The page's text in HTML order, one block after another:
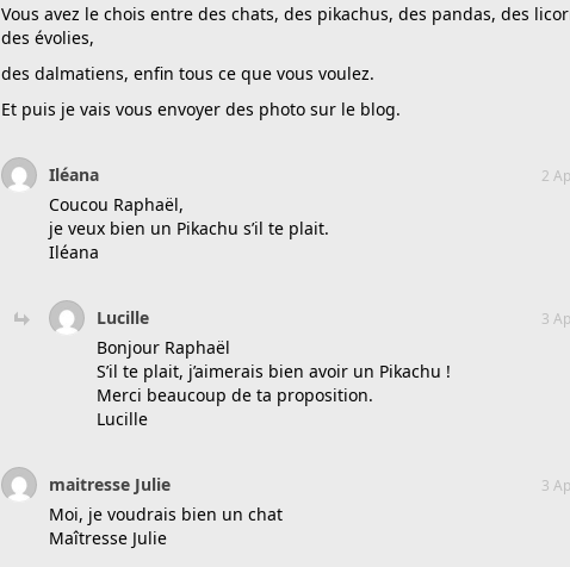
Vous avez le chois entre des chats, des pikachus, des pandas, des
des évolies,
des dalmatiens, enfin tous ce que vous voulez.
Et puis je vais vous envoyer des photo sur le blog.
Iléana 2
Coucou Raphaël,
je veux bien un Pikachu s’il te plait.
Iléana
Lucille 3
Bonjour Raphaël
S’il te plait, j’aimerais bien avoir un Pikachu !
Merci beaucoup de ta proposition.
Lucille
maitresse Julie 3
Moi, je voudrais bien un chat
Maîtresse Julie